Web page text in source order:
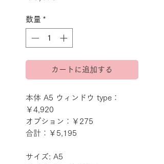
数量 *
カートに追加する
本体 A5 ウィンドウ type：
￥4,920
オプション：￥275
合計：￥5,195
サイズ: A5